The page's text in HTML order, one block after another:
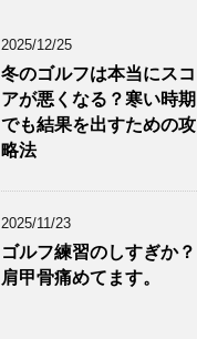
2025/12/25
冬のゴルフは本当にスコ
アが悪くなる？寒い時期
でも結果を出すための攻
略法
2025/11/23
ゴルフ練習のしすぎか？
肩甲骨痛めてます。